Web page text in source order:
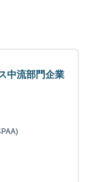
中流部門企業